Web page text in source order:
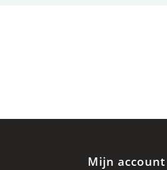
Mijn account